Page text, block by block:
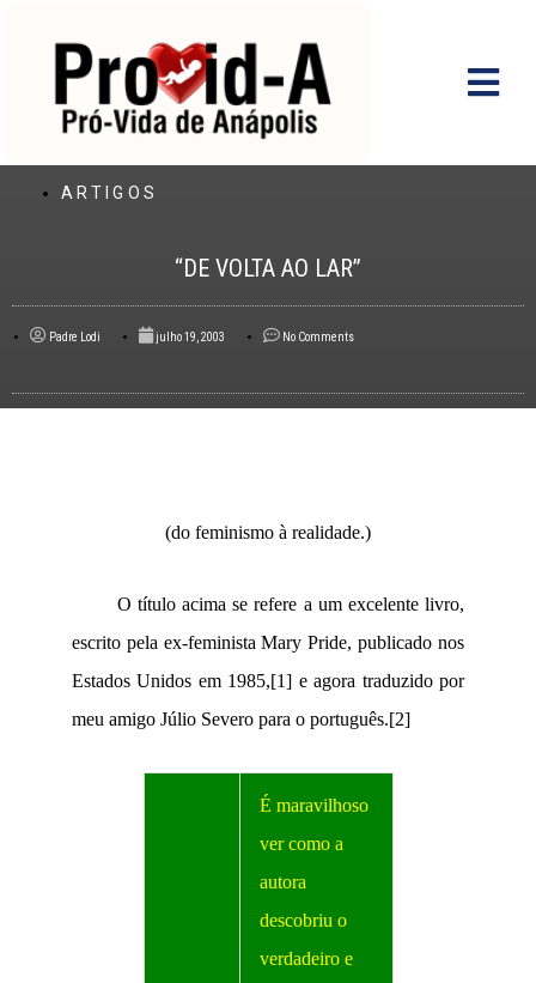
ARTIGOS
“DE VOLTA AO LAR”
Padre Lodi julho 19, 2003 No Comments
(do feminismo à realidade.)
O título acima se refere a um excelente livro,
escrito pela ex-feminista Mary Pride, publicado nos
Estados Unidos em 1985,[1] e agora traduzido por
meu amigo Júlio Severo para o português.[2]
É maravilhoso
ver como a
autora
descobriu o
verdadeiro e